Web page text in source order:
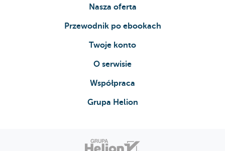
Nasza oferta
Przewodnik po ebookach
Twoje konto
O serwisie
Współpraca
Grupa Helion